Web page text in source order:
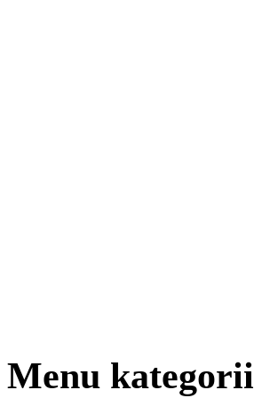
Menu kategorii